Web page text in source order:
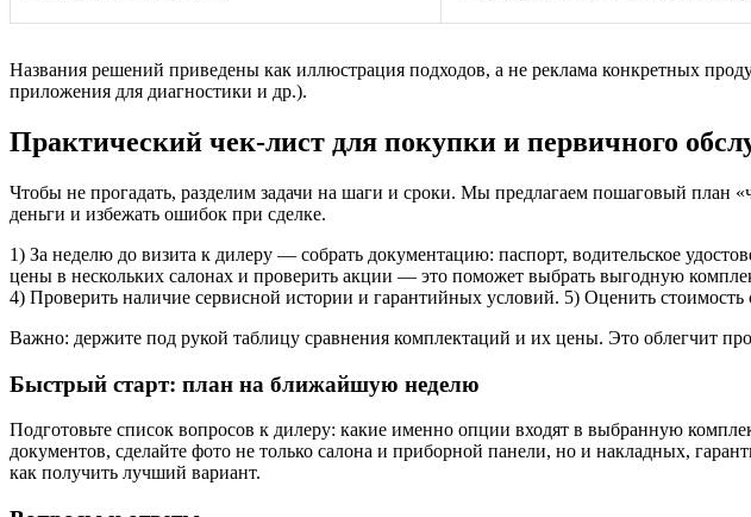
Названия решений приведены как иллюстрация подходов, а не реклама конкретных
приложения для диагностики и др.).
Практический чек-лист для покупки и первичного
Чтобы не прогадать, разделим задачи на шаги и сроки. Мы предлагаем пошаговый
деньги и избежать ошибок при сделке. ️
1) За неделю до визита к дилеру — собрать документацию: паспорт, водительское
цены в нескольких салонах и проверить акции — это поможет выбрать выгодную
4) Проверить наличие сервисной истории и гарантийных условий. 5) Оценить
Важно: держите под рукой таблицу сравнения комплектаций и их цены. Это облегчит
Быстрый старт: план на ближайшую неделю
Подготовьте список вопросов к дилеру: какие именно опции входят в выбранную
документов, сделайте фото не только салона и приборной панели, но и накладных,
как получить лучший вариант.